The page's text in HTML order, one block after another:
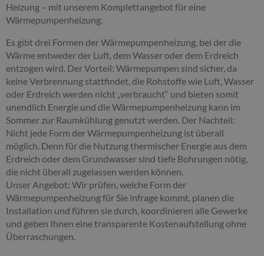
Heizung – mit unserem Komplettangebot für eine
Wärmepumpenheizung.
Es gibt drei Formen der Wärmepumpenheizung, bei der die
Wärme entweder der Luft, dem Wasser oder dem Erdreich
entzogen wird. Der Vorteil: Wärmepumpen sind sicher, da
keine Verbrennung stattfindet, die Rohstoffe wie Luft, Wasser
oder Erdreich werden nicht „verbraucht“ und bieten somit
unendlich Energie und die Wärmepumpenheizung kann im
Sommer zur Raumkühlung genutzt werden. Der Nachteil:
Nicht jede Form der Wärmepumpenheizung ist überall
möglich. Denn für die Nutzung thermischer Energie aus dem
Erdreich oder dem Grundwasser sind tiefe Bohrungen nötig,
die nicht überall zugelassen werden können.
Unser Angebot: Wir prüfen, welche Form der
Wärmepumpenheizung für Sie infrage kommt, planen die
Installation und führen sie durch, koordinieren alle Gewerke
und geben Ihnen eine transparente Kostenaufstellung ohne
Überraschungen.